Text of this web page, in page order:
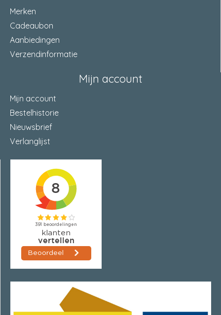
Merken
Cadeaubon
Aanbiedingen
Verzendinformatie
Mijn account
Mijn account
Bestelhistorie
Nieuwsbrief
Verlanglijst